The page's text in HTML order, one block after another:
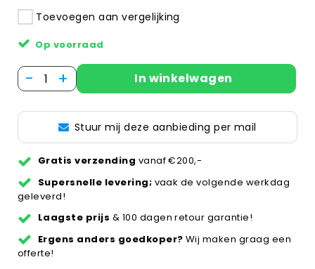
Toevoegen aan vergelijking
Op voorraad
- + In winkelwagen
Stuur mij deze aanbieding per mail
Gratis verzending vanaf €200,-
Supersnelle levering; vaak de volgende werkdag
geleverd!
Laagste prijs & 100 dagen retour garantie!
Ergens anders goedkoper? Wij maken graag een
offerte!